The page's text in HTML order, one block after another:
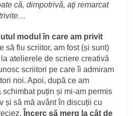
că, dimpotrivă, aţi remarcat
modul în care am privit
să fiu scriitor, am fost (și sunt)
atelierele de scriere creativă
scriitori pe care îi admiram
noi. Apoi, după ce am
schimbat puțin și mi-am permis
și să mă avânt în discuții cu
Încerc să merg la cât de